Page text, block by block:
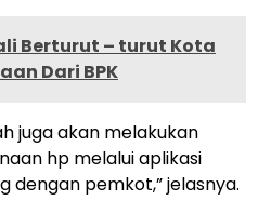
Berturut – turut Kota
Dari BPK
juga akan melakukan
hp melalui aplikasi
dengan pemkot,” jelasnya.